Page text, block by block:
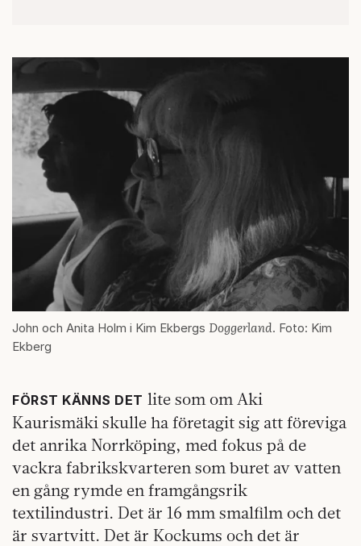
John och Anita Holm i Kim Ekbergs Doggerland. Foto: Kim
Ekberg
FÖRST KÄNNS DET lite som om Aki
Kaurismäki skulle ha företagit sig att föreviga
det anrika Norrköping, med fokus på de
vackra fabrikskvarteren som buret av vatten
en gång rymde en framgångsrik
textilindustri. Det är 16 mm smalfilm och det
är svartvitt. Det är Kockums och det är